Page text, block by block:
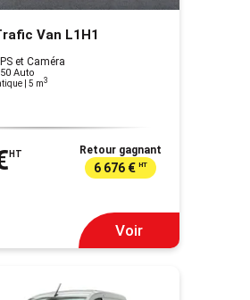
Van L1H1
et Caméra
Auto
| 5 m3
HT Retour gagnant
6 676 € HT
Voir